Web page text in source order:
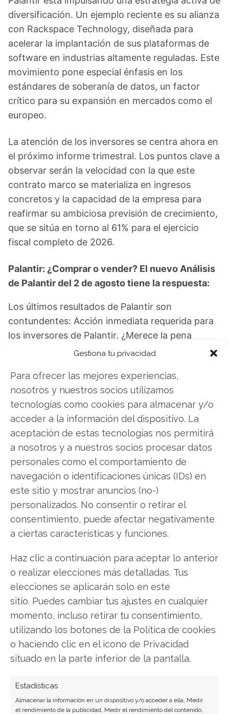
Gestiona tu privacidad
Para ofrecer las mejores experiencias,
nosotros y nuestros socios utilizamos
tecnologías como cookies para almacenar y/o
acceder a la información del dispositivo. La
aceptación de estas tecnologías nos permitirá
a nosotros y a nuestros socios procesar datos
personales como el comportamiento de
navegación o identificaciones únicas (IDs) en
este sitio y mostrar anuncios (no-)
personalizados. No consentir o retirar el
consentimiento, puede afectar negativamente
a ciertas características y funciones.
Haz clic a continuación para aceptar lo anterior
o realizar elecciones más detalladas. Tus
elecciones se aplicarán solo en este
sitio. Puedes cambiar tus ajustes en cualquier
momento, incluso retirar tu consentimiento,
utilizando los botones de la Política de cookies
o haciendo clic en el icono de Privacidad
situado en la parte inferior de la pantalla.
Estadísticas
Almacenar la información en un dispositivo y/o acceder a ella, Medir
el rendimiento de la publicidad, Medir el rendimiento del contenido,
diversificación. Un ejemplo reciente es su alianza
con Rackspace Technology, diseñada para
acelerar la implantación de sus plataformas de
software en industrias altamente reguladas. Este
movimiento pone especial énfasis en los
estándares de soberanía de datos, un factor
crítico para su expansión en mercados como el
europeo.
La atención de los inversores se centra ahora en
el próximo informe trimestral. Los puntos clave a
observar serán la velocidad con la que este
contrato marco se materializa en ingresos
concretos y la capacidad de la empresa para
reafirmar su ambiciosa previsión de crecimiento,
que se sitúa en torno al 61% para el ejercicio
fiscal completo de 2026.
Palantir: ¿Comprar o vender? El nuevo Análisis
de Palantir del 2 de agosto tiene la respuesta:
Los últimos resultados de Palantir son
contundentes: Acción inmediata requerida para
los inversores de Palantir. ¿Merece la pena
invertir o es momento de vender? En el Análisis
exactamente qué hacer.
Palantir: ¿Comprar o vender?¡Lee más aquí!
Palantir
Compartir este artículo
Twitter
LinkedIn
Copiar enlace
Carmen Ruiz López